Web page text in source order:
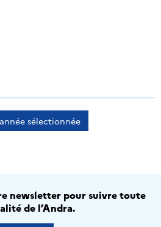
sélectionnée
newsletter pour suivre toute
de l’Andra.